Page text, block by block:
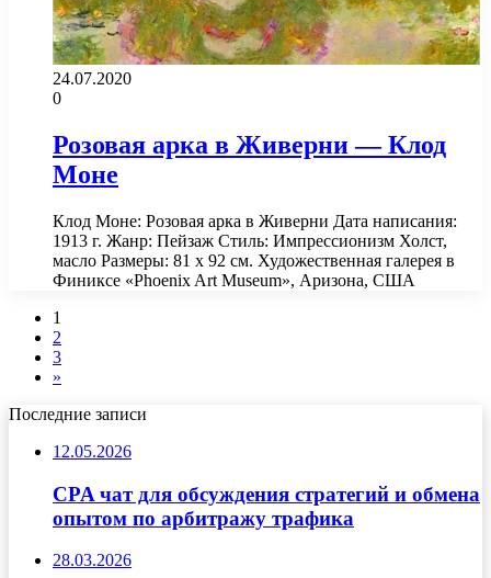
24.07.2020
0
Розовая арка в Живерни — Клод
Моне
Клод Моне: Розовая арка в Живерни Дата написания:
1913 г. Жанр: Пейзаж Стиль: Импрессионизм Холст,
масло Размеры: 81 х 92 см. Художественная галерея в
Финиксе «Phoenix Art Museum», Аризона, США
1
2
3
»
Последние записи
12.05.2026
CPA чат для обсуждения стратегий и обмена
опытом по арбитражу трафика
28.03.2026